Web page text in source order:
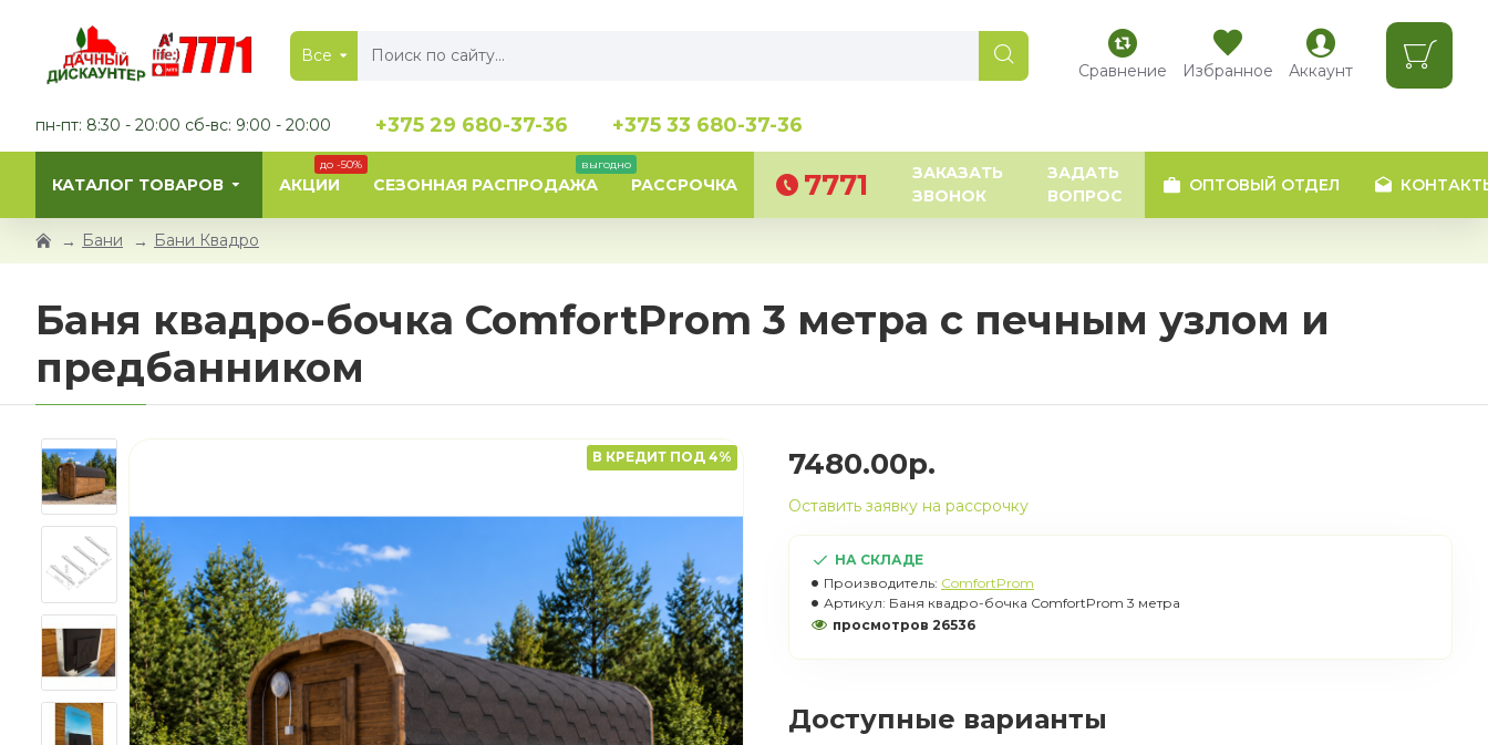
Все
Сравнение Избранное Аккаунт
пн-пт: 8:30 - 20:00 сб-вс: 9:00 - 20:00 +375 29 680-37-36 +375 33 680-37-36
КАТАЛОГ ТОВАРОВ АКЦИИ
до -50%
СЕЗОННАЯ РАСПРОДАЖА
выгодно
РАССРОЧКА 7771
ЗАКАЗАТЬ
ЗВОНОК
ЗАДАТЬ
ВОПРОС
ОПТОВЫЙ ОТДЕЛ
Бани Бани Квадро
Баня квадро-бочка ComfortProm 3 метра с печным узлом и
предбанником
В КРЕДИТ ПОД 4%
НА СКЛАДЕ
Производитель: ComfortProm
Артикул: Баня квадро-бочка ComfortProm 3 метра
просмотров 26536
7480.00р.
Оставить заявку на рассрочку
Доступные варианты